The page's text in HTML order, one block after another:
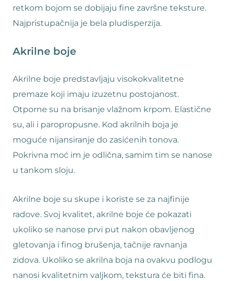
retkom bojom se dobijaju fine završne teksture.
Najpristupačnija je bela pludisperzija.
Akrilne boje
Akrilne boje predstavljaju visokokvalitetne
premaze koji imaju izuzetnu postojanost.
Otporne su na brisanje vlažnom krpom. Elastične
su, ali i paropropusne. Kod akrilnih boja je
moguće nijansiranje do zasićenih tonova.
Pokrivna moć im je odlična, samim tim se nanose
u tankom sloju.
Akrilne boje su skupe i koriste se za najfinije
radove. Svoj kvalitet, akrilne boje će pokazati
ukoliko se nanose prvi put nakon obavljenog
gletovanja i finog brušenja, tačnije ravnanja
zidova. Ukoliko se akrilna boja na ovakvu podlogu
nanosi kvalitetnim valjkom, tekstura će biti fina.